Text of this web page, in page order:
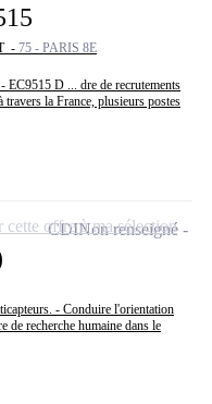
- 75 - PARIS 8E
D ... dre de recrutements
la France, plusieurs postes
- Conduire l'orientation
de recherche humaine dans le
CDINon renseigné
cette offre à ma sélection